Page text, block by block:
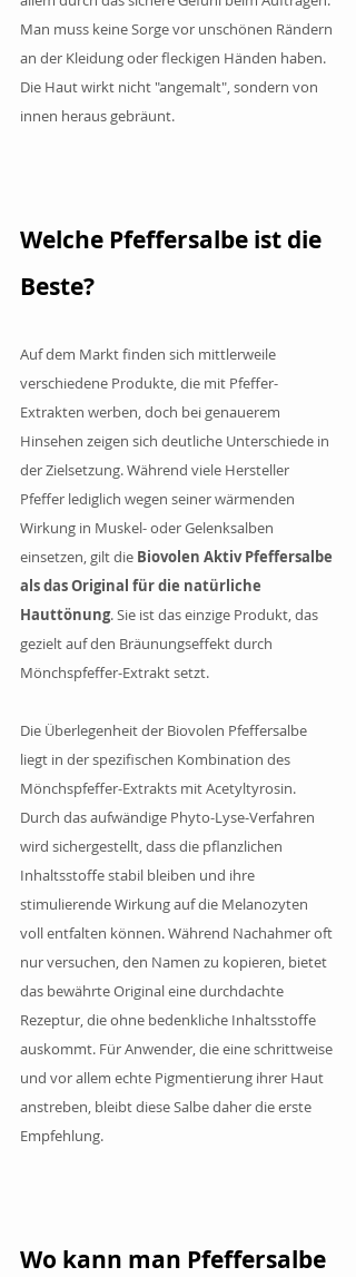
Man muss keine Sorge vor unschönen Rändern
an der Kleidung oder fleckigen Händen haben.
Die Haut wirkt nicht "angemalt", sondern von
innen heraus gebräunt.
Welche Pfeffersalbe ist die
Beste?
Auf dem Markt finden sich mittlerweile
verschiedene Produkte, die mit Pfeffer-
Extrakten werben, doch bei genauerem
Hinsehen zeigen sich deutliche Unterschiede in
der Zielsetzung. Während viele Hersteller
Pfeffer lediglich wegen seiner wärmenden
Wirkung in Muskel- oder Gelenksalben
einsetzen, gilt die Biovolen Aktiv Pfeffersalbe
als das Original für die natürliche
Hauttönung. Sie ist das einzige Produkt, das
gezielt auf den Bräunungseffekt durch
Mönchspfeffer-Extrakt setzt.
Die Überlegenheit der Biovolen Pfeffersalbe
liegt in der spezifischen Kombination des
Mönchspfeffer-Extrakts mit Acetyltyrosin.
Durch das aufwändige Phyto-Lyse-Verfahren
wird sichergestellt, dass die pflanzlichen
Inhaltsstoffe stabil bleiben und ihre
stimulierende Wirkung auf die Melanozyten
voll entfalten können. Während Nachahmer oft
nur versuchen, den Namen zu kopieren, bietet
das bewährte Original eine durchdachte
Rezeptur, die ohne bedenkliche Inhaltsstoffe
auskommt. Für Anwender, die eine schrittweise
und vor allem echte Pigmentierung ihrer Haut
anstreben, bleibt diese Salbe daher die erste
Empfehlung.
Wo kann man Pfeffersalbe